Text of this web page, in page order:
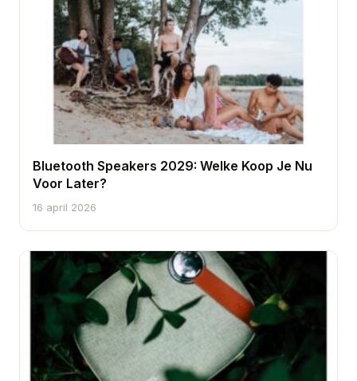
Bluetooth Speakers 2029: Welke Koop Je Nu
Voor Later?
16 april 2026